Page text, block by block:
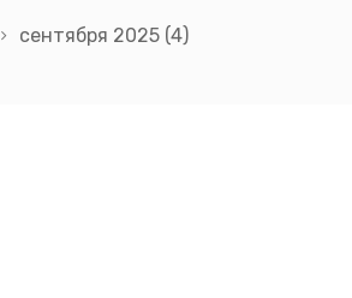
сентября 2025 (4)